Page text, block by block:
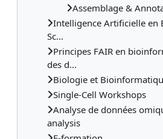
Assemblage &
Intelligence Artificielle en
Sc...
Principes FAIR en
des d...
Biologie et
Single-Cell Workshops
Analyse de données
analysis